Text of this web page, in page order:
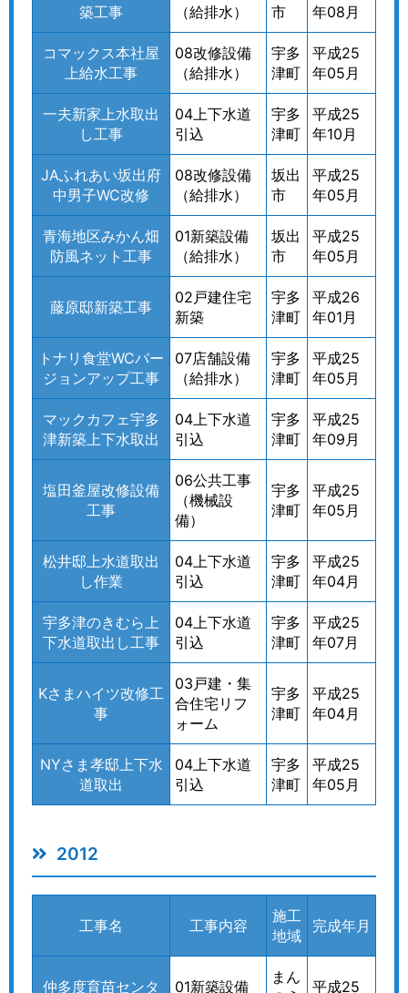
築工事
（給排水）
市
年08月
コマックス本社屋
上給水工事
08改修設備
（給排水）
宇多
津町
平成25
年05月
一夫新家上水取出
し工事
04上下水道
引込
宇多
津町
平成25
年10月
JAふれあい坂出府
中男子WC改修
08改修設備
（給排水）
坂出
市
平成25
年05月
青海地区みかん畑
防風ネット工事
01新築設備
（給排水）
坂出
市
平成25
年05月
藤原邸新築工事
02戸建住宅
新築
宇多
津町
平成26
年01月
トナリ食堂WCバー
ジョンアップ工事
07店舗設備
（給排水）
宇多
津町
平成25
年05月
マックカフェ宇多
津新築上下水取出
04上下水道
引込
宇多
津町
平成25
年09月
塩田釜屋改修設備
工事
06公共工事
（機械設
備）
宇多
津町
平成25
年05月
松井邸上水道取出
し作業
04上下水道
引込
宇多
津町
平成25
年04月
宇多津のきむら上
下水道取出し工事
04上下水道
引込
宇多
津町
平成25
年07月
Kさまハイツ改修工
事
03戸建・集
合住宅リフ
ォーム
宇多
津町
平成25
年04月
NYさま孝邸上下水
道取出
04上下水道
引込
宇多
津町
平成25
年05月
2012
工事名 工事内容
施工
地域
完成年月
仲多度育苗センタ
01新築設備
まん
平成25